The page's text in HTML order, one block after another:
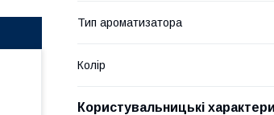
Тип ароматизатора
Колір
Користувальницькі